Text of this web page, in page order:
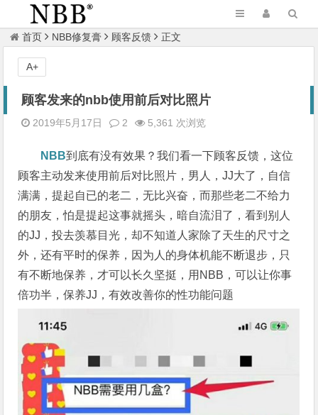
首页 NBB修复膏 顾客反馈 正文
顾客发来的nbb使用前后对比照片
2019年5月17日 2 5,361 次浏览
NBB到底有没有效果？我们看一下顾客反馈，这位
顾客主动发来使用前后对比照片，男人，JJ大了，自信
满满，提起自已的老二，无比兴奋，而那些老二不给力
的朋友，怕是提起这事就摇头，暗自流泪了，看到别人
的JJ，投去羡慕目光，却不知道人家除了天生的尺寸之
外，还有平时的保养，因为人的身体机能不断退步，只
有不断地保养，才可以长久坚挺，用NBB，可以让你事
倍功半，保养JJ，有效改善你的性功能问题
A+